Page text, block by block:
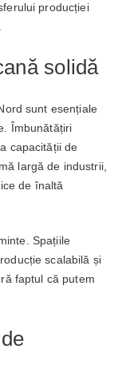
producției
solidă
sunt esențiale
Îmbunătățiri
capacității de
largă de industrii,
de înaltă
Spațiile
scalabilă și
faptul că putem